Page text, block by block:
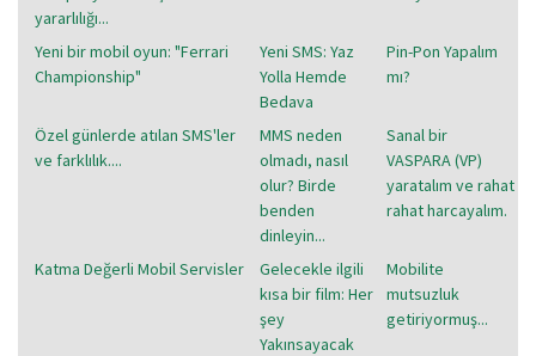
yararlılığı...
Yeni bir mobil oyun: "Ferrari
Championship"
Yeni SMS: Yaz
Yolla Hemde
Bedava
Pin-Pon Yapalım
mı?
Özel günlerde atılan SMS'ler
ve farklılık....
MMS neden
olmadı, nasıl
olur? Birde
benden
dinleyin...
Sanal bir
VASPARA (VP)
yaratalım ve rahat
rahat harcayalım.
Katma Değerli Mobil Servisler
Gelecekle ilgili
kısa bir film: Her
şey
Yakınsayacak
Mobilite
mutsuzluk
getiriyormuş...